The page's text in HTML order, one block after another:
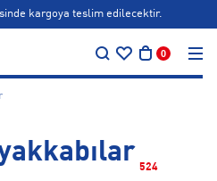
farksız taksit seçenekleri!
0
524